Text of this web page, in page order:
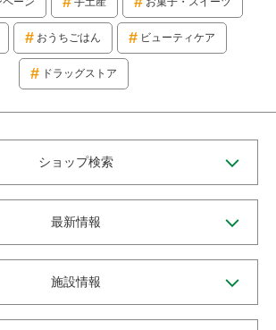
おうちごはん ビューティケア
ドラッグストア
ショップ検索
最新情報
施設情報